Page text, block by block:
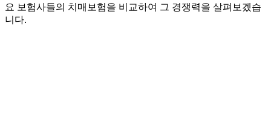
요 보험사들의 치매보험을 비교하여 그 경쟁력을 살펴보겠습
니다.